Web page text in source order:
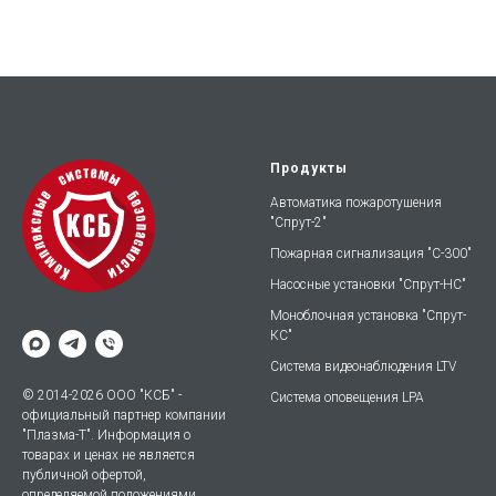
© 2014-2026 ООО "КСБ" -
официальный партнер компании
"Плазма-Т". Информация о
товарах и ценах не является
публичной офертой,
Продукты
Автоматика пожаротушения
"Спрут-2"
Пожарная сигнализация "С-300"
Насосные установки "Спрут-НС"
Моноблочная установка "Спрут-
КС"
Система видеонаблюдения LTV
Система оповещения LPA